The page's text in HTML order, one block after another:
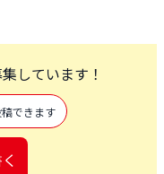
しています！
できます